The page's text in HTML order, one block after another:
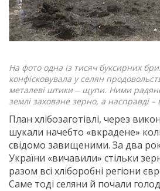
На фото одна із тисяч буксирних
конфісковувала у селян
металеві штики ‒ щупи. Ними
землі заховане зерно, а насправді
План хлібозаготівлі, через
шукали начебто «вкрадене»
свідомо завищеними. За два
України «вичавили» стільки
разом всі хліборобні регіони
Саме тоді селяни й почали